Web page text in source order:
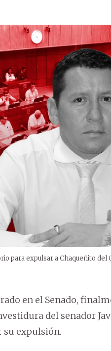
para expulsar a Chaqueñito del
en el Senado,
del senador
su expulsión.